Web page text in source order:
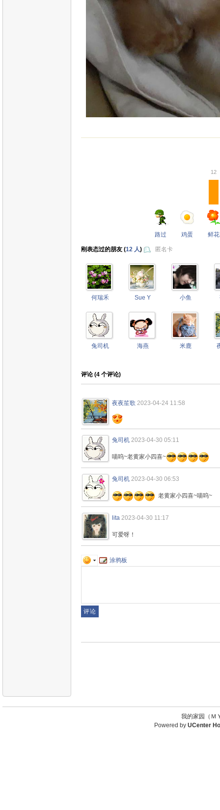
路过 鸡蛋
12
鲜花
刚表态过的朋友 (12 人) 匿名卡
何瑞禾 Sue Y 小鱼
兔司机 海燕 米鹿
评论 (4 个评论)
夜夜笙歌 2023-04-24 11:58
兔司机 2023-04-30 05:11
喵呜~老黄家小四喜~
兔司机 2023-04-30 06:53
老黄家小四喜~喵呜~
lita 2023-04-30 11:17
可爱呀！
涂鸦板
我的家园（
Powered by UCenter